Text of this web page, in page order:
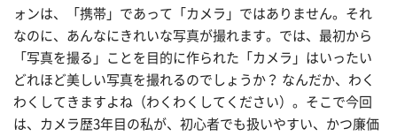
ォンは、「携帯」であって「カメラ」ではありません。それ
なのに、あんなにきれいな写真が撮れます。では、最初から
「写真を撮る」ことを目的に作られた「カメラ」はいったい
どれほど美しい写真を撮れるのでしょうか？ なんだか、わく
わくしてきますよね（わくわくしてください）。そこで今回
は、カメラ歴3年目の私が、初心者でも扱いやすい、かつ廉価